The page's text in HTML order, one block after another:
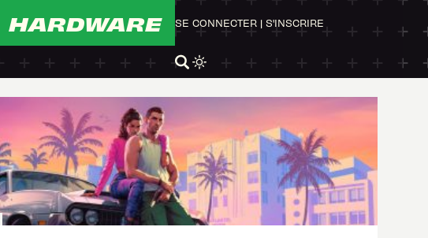
HARDWARE SE CONNECTER | S'INSCRIRE